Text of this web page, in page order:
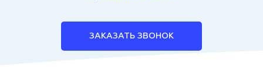
ЗАКАЗАТЬ ЗВОНОК